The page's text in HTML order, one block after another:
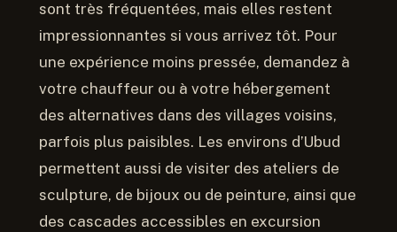
sont très fréquentées, mais elles restent
impressionnantes si vous arrivez tôt. Pour
une expérience moins pressée, demandez à
votre chauffeur ou à votre hébergement
des alternatives dans des villages voisins,
parfois plus paisibles. Les environs d’Ubud
permettent aussi de visiter des ateliers de
sculpture, de bijoux ou de peinture, ainsi que
des cascades accessibles en excursion